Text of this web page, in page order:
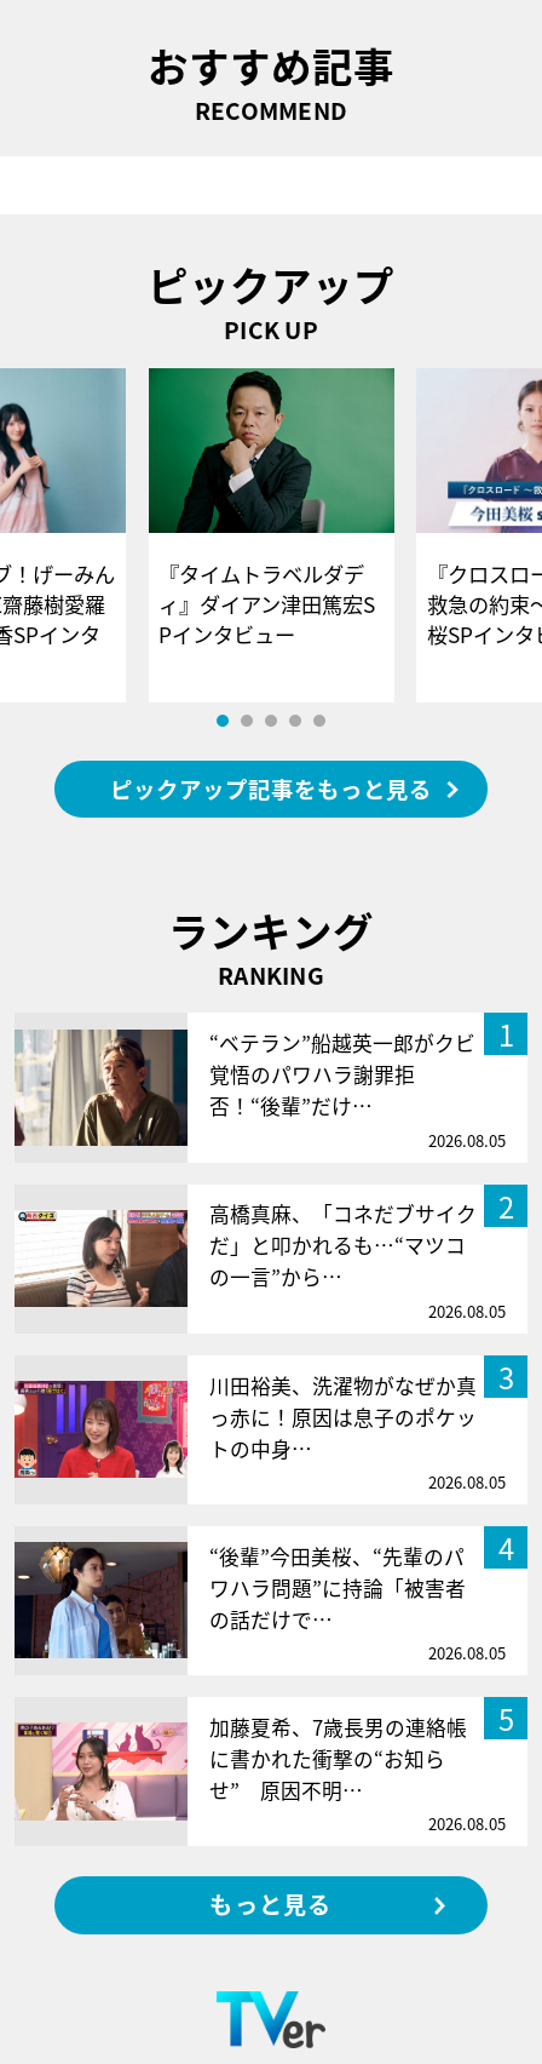
おすすめ記事
RECOMMEND
ピックアップ
PICK UP
！げーみん
藤樹愛羅
SPインタ
『タイムトラベルダデ
ィ』ダイアン津田篤宏S
Pインタビュー
『クロス
救急の約束
桜SPイ
ピックアップ記事をもっと見る
ランキング
RANKING
1
“ベテラン”船越英一郎がクビ
覚悟のパワハラ謝罪拒
否！“後輩”だけ…
2026.08.05
2
高橋真麻、「コネだブサイク
だ」と叩かれるも…“マツコ
の一言”から…
2026.08.05
3
川田裕美、洗濯物がなぜか真
っ赤に！原因は息子のポケッ
トの中身…
2026.08.05
4
“後輩”今田美桜、“先輩のパ
ワハラ問題”に持論「被害者
の話だけで…
2026.08.05
5
加藤夏希、7歳長男の連絡帳
に書かれた衝撃の“お知ら
せ” 原因不明…
2026.08.05
もっと見る